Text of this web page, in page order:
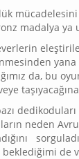
madalya ya
yana
da, bu
dedikoduları
neden
beklediğimi de